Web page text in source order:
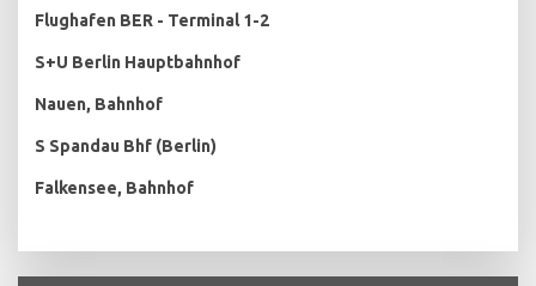
Flughafen BER - Terminal 1-2
S+U Berlin Hauptbahnhof
Nauen, Bahnhof
S Spandau Bhf (Berlin)
Falkensee, Bahnhof